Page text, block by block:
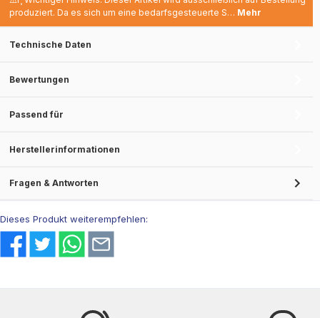
produziert. Da es sich um eine bedarfsgesteuerte S… Mehr
Technische Daten
Bewertungen
Passend für
Herstellerinformationen
Fragen & Antworten
Dieses Produkt weiterempfehlen: